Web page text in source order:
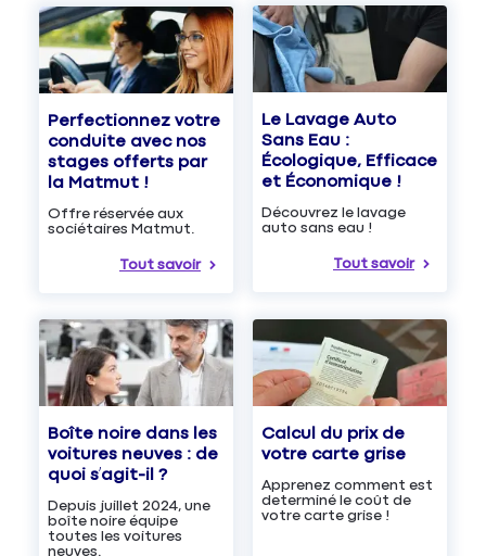
Perfectionnez votre
conduite avec nos
stages offerts par
la Matmut !
Offre réservée aux
sociétaires Matmut.
Tout savoir
Le Lavage Auto
Sans Eau :
Écologique, Efficace
et Économique !
Découvrez le lavage
auto sans eau !
Tout savoir
Boîte noire dans les
voitures neuves : de
quoi s’agit-il ?
Depuis juillet 2024, une
boîte noire équipe
toutes les voitures
neuves.
Calcul du prix de
votre carte grise
Apprenez comment est
determiné le coût de
votre carte grise !